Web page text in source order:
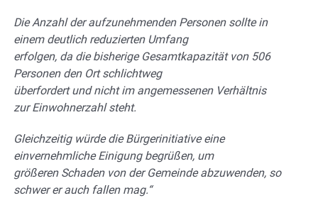
Die Anzahl der aufzunehmenden Personen sollte in
einem deutlich reduzierten Umfang
erfolgen, da die bisherige Gesamtkapazität von 506
Personen den Ort schlichtweg
überfordert und nicht im angemessenen Verhältnis
zur Einwohnerzahl steht.
Gleichzeitig würde die Bürgerinitiative eine
einvernehmliche Einigung begrüßen, um
größeren Schaden von der Gemeinde abzuwenden, so
schwer er auch fallen mag.“